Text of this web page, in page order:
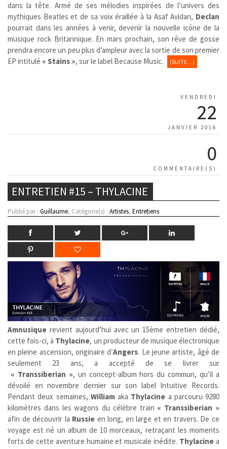
dans la tête. Armé de ses mélodies inspirées de l’univers des
mythiques Beatles et de sa voix éraillée à la Asaf Avidan, Declan
pourrait dans les années à venir, devenir la nouvelle icône de la
musique rock Britannique. En mars prochain, son rêve de gosse
prendra encore un peu plus d’ampleur avec la sortie de son premier
EP intitulé « Stains », sur le label Because Music. (SUITE…)
VENDREDI
22
JANVIER 2016
0
COMMENTAIRE(S)
ENTRETIEN #15 – THYLACINE
Publié par : Guillaume, Catégorie(s) : Artistes, Entretiens
Amnusique revient aujourd’hui avec un 15ème entretien dédié,
cette fois-ci, à Thylacine, un producteur de musique électronique
en pleine ascension, originaire d’Angers. Le jeune artiste, âgé de
seulement 23 ans, a accepté de se livrer sur
« Transsiberian », un concept-album hors du commun, qu’il a
dévoilé en novembre dernier sur son label Intuitive Records.
Pendant deux semaines, Williamaka Thylacine a parcouru 9280
kilomètres dans les wagons du célèbre train « Transsiberian »
afin de découvrir la Russie en long, en large et en travers. De ce
voyage est né un album de 10 morceaux, retraçant les moments
forts de cette aventure humaine et musicale inédite. Thylacine a